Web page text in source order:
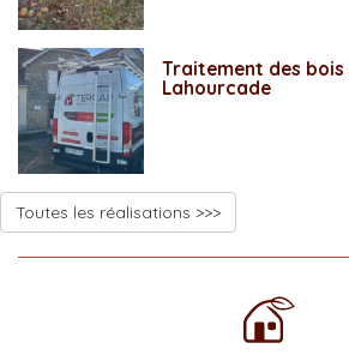
Traitement des
Lahourcade
Toutes les réalisations >>>